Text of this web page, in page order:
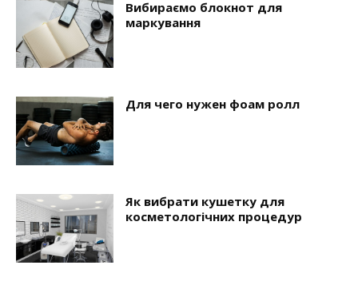
Вибираємо блокнот для
маркування
Для чего нужен фоам ролл
Як вибрати кушетку для
косметологічних процедур